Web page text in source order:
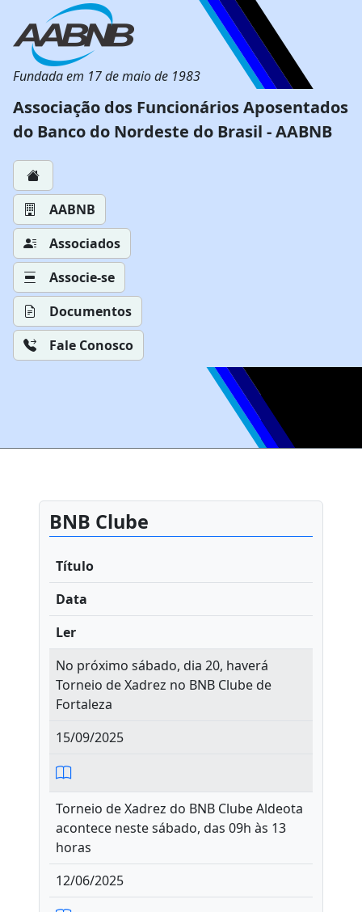
Fundada em 17 de maio de 1983
Associação dos Funcionários Aposentados
do Banco do Nordeste do Brasil - AABNB
AABNB
Associados
Associe-se
Documentos
Fale Conosco
BNB Clube
Título
Data
Ler
No próximo sábado, dia 20, haverá
Torneio de Xadrez no BNB Clube de
Fortaleza
15/09/2025
Torneio de Xadrez do BNB Clube Aldeota
acontece neste sábado, das 09h às 13
horas
12/06/2025